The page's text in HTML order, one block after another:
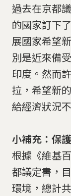
過去在京都
的國家訂下
展國家希望
別是近來備
印度。然而
拉，希望新
給經濟狀況
小補充：保
根據《維基
都議定書，
環境，總計